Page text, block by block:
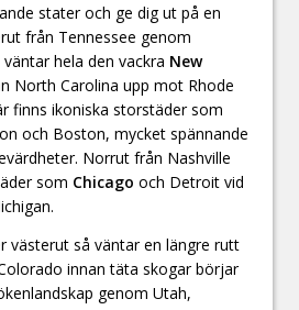
stater och ge dig ut på en
från Tennessee genom
hela den vackra New
North Carolina upp mot Rhode
finns ikoniska storstäder som
och Boston, mycket spännande
Norrut från Nashville
som Chicago och Detroit vid
västerut så väntar en längre rutt
innan täta skogar börjar
genom Utah,